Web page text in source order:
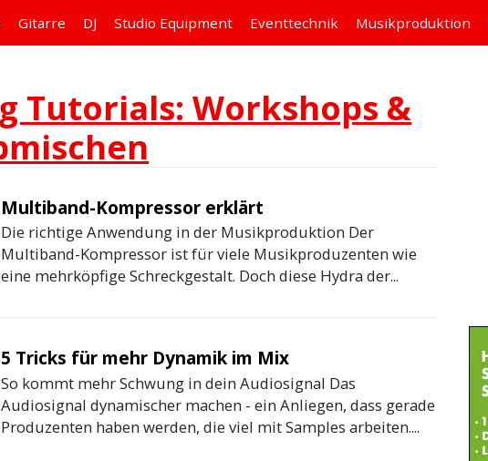
Gitarre DJ Studio Equipment Eventtechnik Musikproduktion
Tutorials: Workshops &
Multiband-Kompressor erklärt
Die richtige Anwendung in der Musikproduktion Der
Multiband-Kompressor ist für viele Musikproduzenten wie
eine mehrköpfige Schreckgestalt. Doch diese Hydra der...
5 Tricks für mehr Dynamik im Mix
So kommt mehr Schwung in dein Audiosignal Das
Audiosignal dynamischer machen - ein Anliegen, dass gerade
Produzenten haben werden, die viel mit Samples arbeiten....